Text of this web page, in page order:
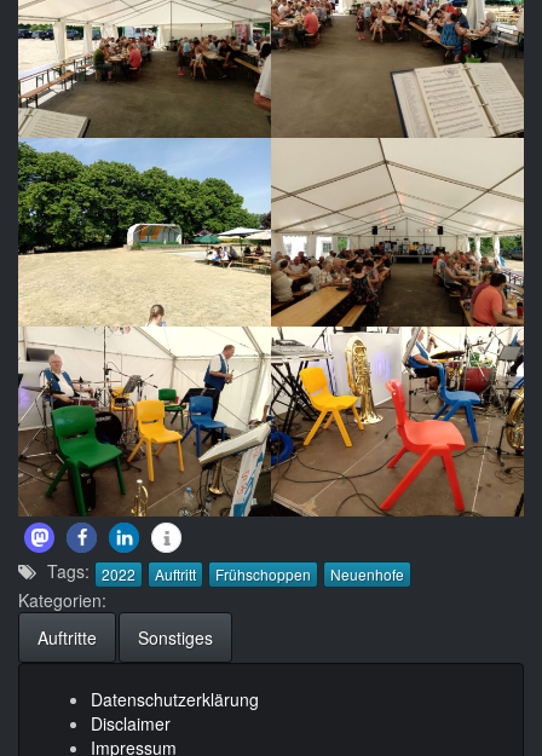
Tags: 2022 Auftritt Frühschoppen Neuenhofe
Kategorien:
Auftritte
Sonstiges
Datenschutzerklärung
Disclaimer
Impressum